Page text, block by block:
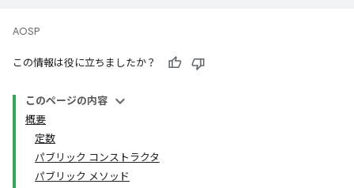
AOSP
この情報は役に立ちましたか？
このページの内容
概要
定数
パブリック コンストラクタ
パブリック メソッド